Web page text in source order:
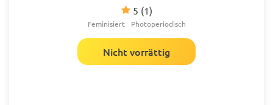
5 (1)
Feminisiert Photoperiodisch
Nicht vorrättig